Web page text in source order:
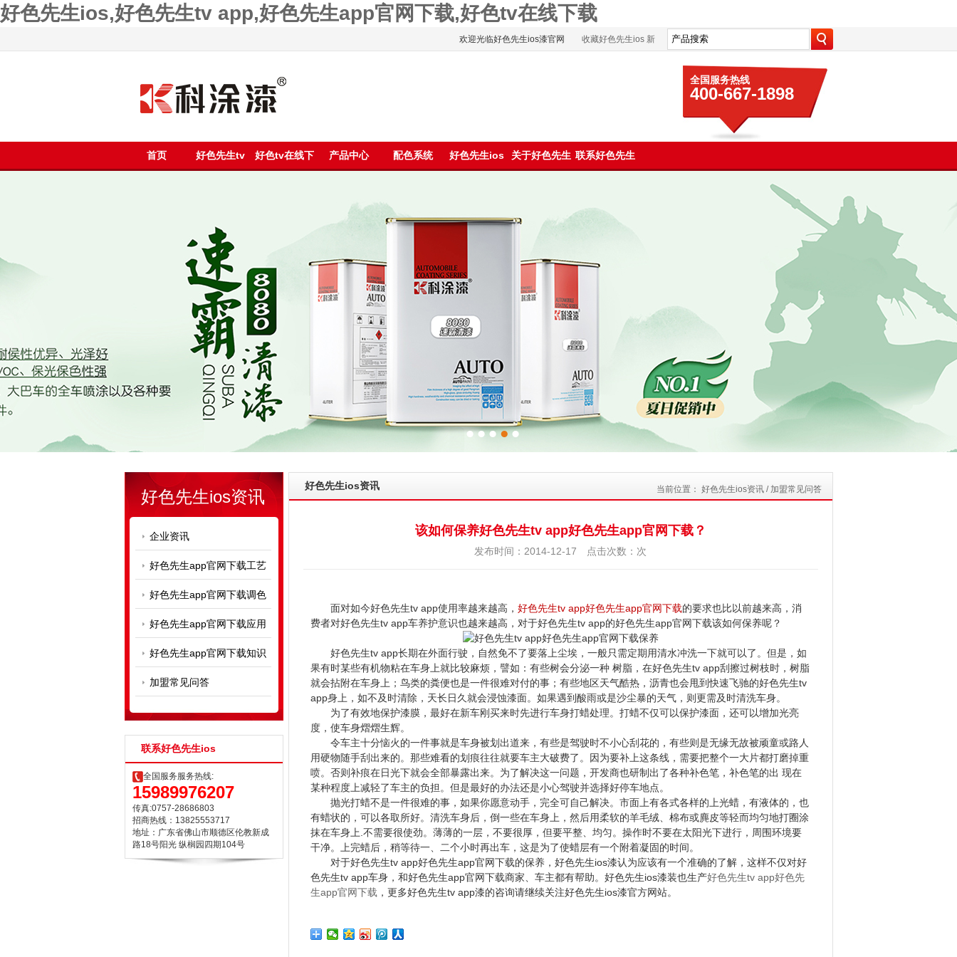
好色先生ios,好色先生tv app,好色先生app官网下载,好色tv在线下载
欢迎光临好色先生ios漆官网 收藏好色先生ios 新
全国服务热线
400-667-1898
首页 好色先生tv 好色tv在线下 产品中心 配色系统 好色先生ios 关于好色先生 联系好色先生
好色先生ios资讯
企业资讯
好色先生app官网下载工艺
好色先生app官网下载调色
好色先生app官网下载应用
好色先生app官网下载知识
加盟常见问答
联系好色先生ios
全国服务服务热线:
15989976207
传真:0757-28686803
招商热线：13825553717
地址：广东省佛山市顺德区伦教新成
路18号阳光 纵榈园四期104号
好色先生ios资讯 当前位置： 好色先生ios资讯/ 加盟常见问答
该如何保养好色先生tv app好色先生app官网下载？
发布时间：2014-12-17 点击次数： 次
面对如今好色先生tv app使用率越来越高， 好色先生tv app好色先生app官网下载的要求也比以前越来高，消
费者对好色先生tv app车养护意识也越来越高，对于好色先生tv app的好色先生app官网下载该如何保养呢？
好色先生tv app长期在外面行驶，自然免不了要落上尘埃，一般只需定期用清水冲洗一下就可以了。但是，如
果有时某些有机物粘在车身上就比较麻烦，譬如：有些树会分泌一种 树脂，在好色先生tv app刮擦过树枝时，树脂
就会拈附在车身上；鸟类的粪便也是一件很难对付的事；有些地区天气酷热，沥青也会甩到快速飞驰的好色先生tv
app身上，如不及时清除，天长日久就会浸蚀漆面。如果遇到酸雨或是沙尘暴的天气，则更需及时清洗车身。
为了有效地保护漆膜，最好在新车刚买来时先进行车身打蜡处理。打蜡不仅可以保护漆面，还可以增加光亮
度，使车身熠熠生辉。
令车主十分恼火的一件事就是车身被划出道来，有些是驾驶时不小心刮花的，有些则是无缘无故被顽童或路人
用硬物随手刮出来的。那些难看的划痕往往就要车主大破费了。因为要补上这条线，需要把整个一大片都打磨掉重
喷。否则补痕在日光下就会全部暴露出来。为了解决这一问题，开发商也研制出了各种补色笔，补色笔的出 现在
某种程度上减轻了车主的负担。但是最好的办法还是小心驾驶并选择好停车地点。
抛光打蜡不是一件很难的事，如果你愿意动手，完全可自己解决。市面上有各式各样的上光蜡，有液体的，也
有蜡状的，可以各取所好。清洗车身后，倒一些在车身上，然后用柔软的羊毛绒、棉布或麂皮等轻而均匀地打圈涂
抹在车身上.不需要很使劲。薄薄的一层，不要很厚，但要平整、均匀。操作时不要在太阳光下进行，周围环境要
干净。上完蜡后，稍等待一、二个小时再出车，这是为了使蜡层有一个附着凝固的时间。
对于好色先生tv app好色先生app官网下载的保养，好色先生ios漆认为应该有一个准确的了解，这样不仅对好
色先生tv app车身，和好色先生app官网下载商家、车主都有帮助。好色先生ios漆装也生产好色先生tv app好色先
生app官网下载 ，更多好色先生tv app漆的咨询请继续关注好色先生ios漆官方网站。